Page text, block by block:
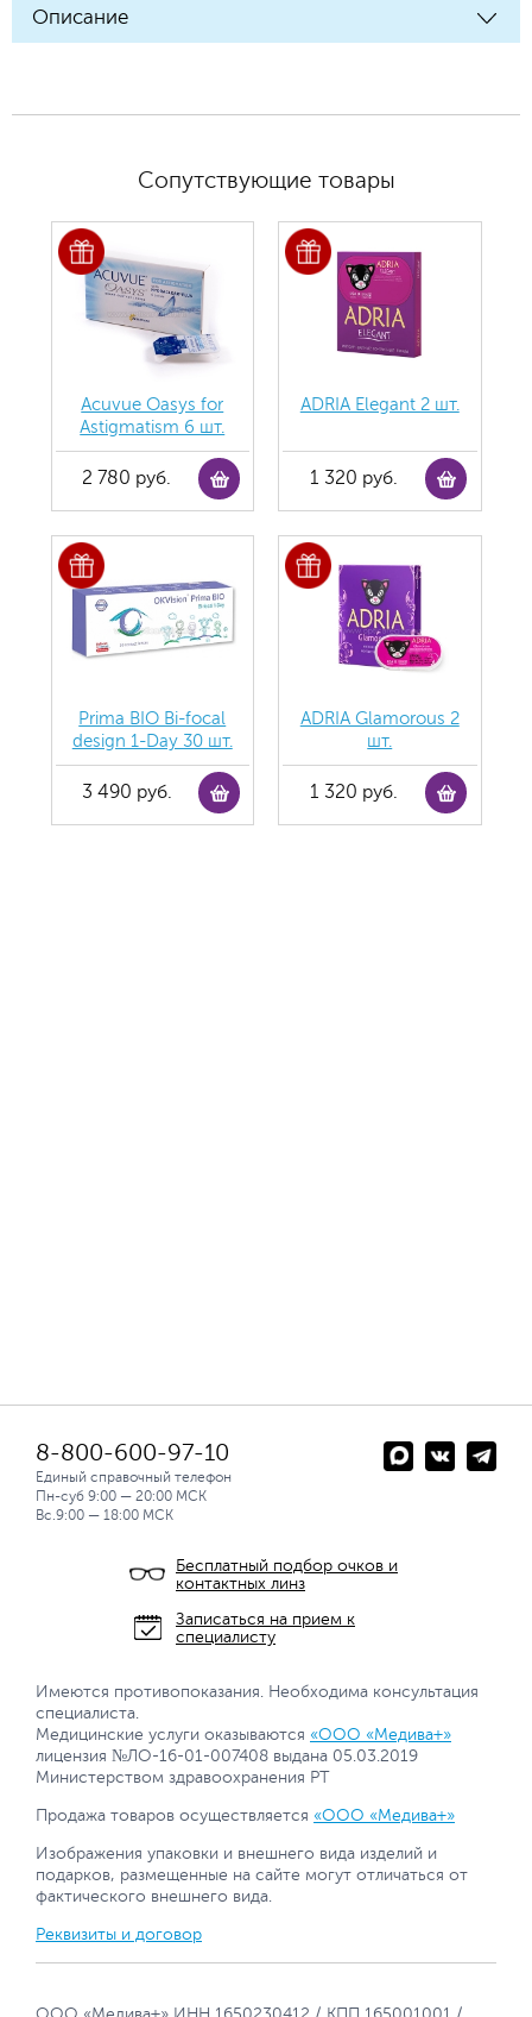
Описание
Сопутствующие товары
Acuvue Oasys for
Astigmatism 6 шт.
2 780 руб.
ADRIA Elegant 2 шт.
1 320 руб.
Prima BIO Bi-focal
design 1-Day 30 шт.
3 490 руб.
ADRIA Glamorous 2
шт.
1 320 руб.
8-800-600-97-10
Единый справочный телефон
Пн-суб 9:00 — 20:00 МСК
Вс.9:00 — 18:00 МСК
Бесплатный подбор очков и
контактных линз
Записаться на прием к
специалисту
Имеются противопоказания. Необходима консультация
специалиста.
Медицинские услуги оказываются «ООО «Медива+»
лицензия №ЛО-16-01-007408 выдана 05.03.2019
Министерством здравоохранения РТ
Продажа товаров осуществляется «ООО «Медива+»
Изображения упаковки и внешнего вида изделий и
подарков, размещенные на сайте могут отличаться от
фактического внешнего вида.
Реквизиты и договор